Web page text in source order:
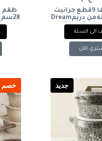
طقم حلل الفا 9قطع جرانيت
28سم بالجريلةمن دريمDream
Alpha 9-
cookware set,
الى السلة
الآن
grill
جديد خصم